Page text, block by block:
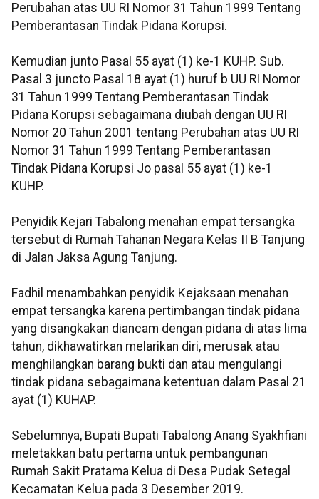
Perubahan atas UU RI Nomor 31 Tahun 1999 Tentang
Pemberantasan Tindak Pidana Korupsi.
Kemudian junto Pasal 55 ayat (1) ke-1 KUHP. Sub.
Pasal 3 juncto Pasal 18 ayat (1) huruf b UU RI Nomor
31 Tahun 1999 Tentang Pemberantasan Tindak
Pidana Korupsi sebagaimana diubah dengan UU RI
Nomor 20 Tahun 2001 tentang Perubahan atas UU RI
Nomor 31 Tahun 1999 Tentang Pemberantasan
Tindak Pidana Korupsi Jo pasal 55 ayat (1) ke-1
KUHP.
Penyidik Kejari Tabalong menahan empat tersangka
tersebut di Rumah Tahanan Negara Kelas II B Tanjung
di Jalan Jaksa Agung Tanjung.
Fadhil menambahkan penyidik Kejaksaan menahan
empat tersangka karena pertimbangan tindak pidana
yang disangkakan diancam dengan pidana di atas lima
tahun, dikhawatirkan melarikan diri, merusak atau
menghilangkan barang bukti dan atau mengulangi
tindak pidana sebagaimana ketentuan dalam Pasal 21
ayat (1) KUHAP.
Sebelumnya, Bupati Bupati Tabalong Anang Syakhfiani
meletakkan batu pertama untuk pembangunan
Rumah Sakit Pratama Kelua di Desa Pudak Setegal
Kecamatan Kelua pada 3 Desember 2019.